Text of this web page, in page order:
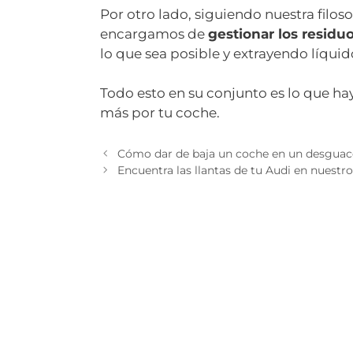
Por otro lado, siguiendo nuestra
encargamos de gestionar los
lo que sea posible y extrayendo
Todo esto en su conjunto es lo que
más por tu coche.
Cómo dar de baja un coche en un
Encuentra las llantas de tu Audi en